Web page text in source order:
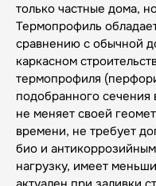
только частные дома,
Термопрофиль
сравнению с обычной
каркасном
термопрофиля
подобранного сечения
не меняет своей
времени, не требует
био и
нагрузку, имеет